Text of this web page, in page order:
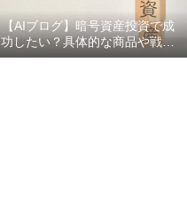
【AIブログ】暗号資産投資で成
功したい？具体的な商品や戦略
を分かりやすく解説！